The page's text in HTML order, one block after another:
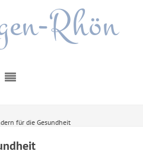
Rhön
für die Gesundheit